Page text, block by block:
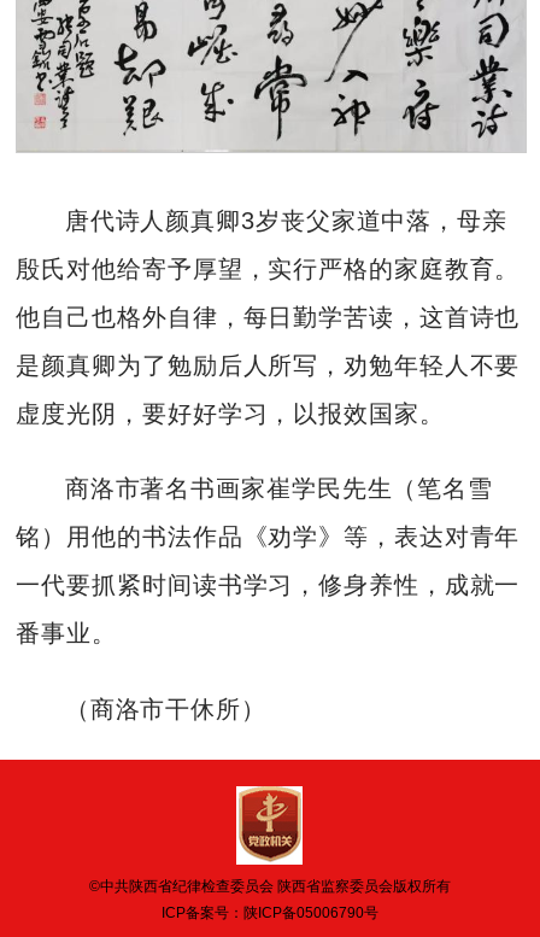
唐代诗人颜真卿3岁丧父家道中落，母亲
殷氏对他给寄予厚望，实行严格的家庭教育。
他自己也格外自律，每日勤学苦读，这首诗也
是颜真卿为了勉励后人所写，劝勉年轻人不要
虚度光阴，要好好学习，以报效国家。
商洛市著名书画家崔学民先生（笔名雪
铭）用他的书法作品《劝学》等，表达对青年
一代要抓紧时间读书学习，修身养性，成就一
番事业。
（商洛市干休所）
©中共陕西省纪律检查委员会 陕西省监察委员会版权所有
ICP备案号： 陕ICP备05006790号